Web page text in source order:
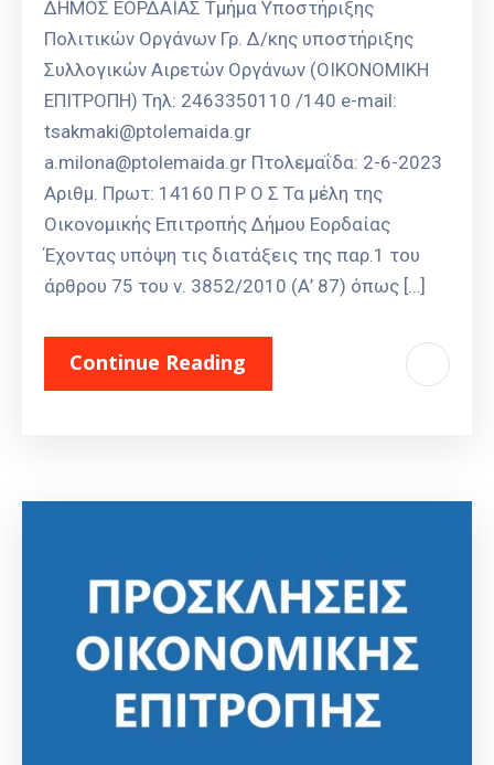
ΔΗΜΟΣ ΕΟΡΔΑΙΑΣ Τμήμα Υποστήριξης
Πολιτικών Οργάνων Γρ. Δ/κης υποστήριξης
Συλλογικών Αιρετών Οργάνων (ΟΙΚΟΝΟΜΙΚΗ
ΕΠΙΤΡΟΠΗ) Τηλ: 2463350110 /140 e-mail:
tsakmaki@ptolemaida.gr
a.milona@ptolemaida.gr Πτολεμαΐδα: 2-6-2023
Αριθμ. Πρωτ: 14160 Π Ρ Ο Σ Τα μέλη της
Οικονομικής Επιτροπής Δήμου Εορδαίας
Έχοντας υπόψη τις διατάξεις της παρ.1 του
άρθρου 75 του ν. 3852/2010 (Α’ 87) όπως […]
Continue Reading